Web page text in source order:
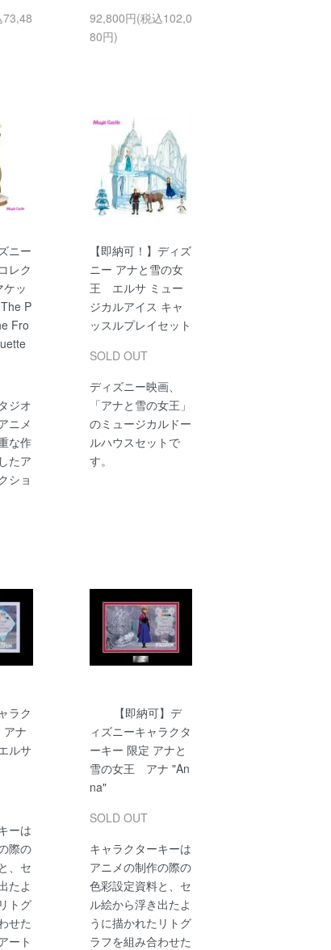
92,800円(税込102,0
80円)
ニー
レク
ッ
P
Fro
ジオ
ニメ
な作
たア
ショ
【即納可！】ディズ
ニー アナと雪の女
王 エルサ ミュー
ジカルアイス キャ
ッスルプレイセット
SOLD OUT
ディズニー映画、
「アナと雪の女王」
のミュージカルドー
ルハウスセットで
す。
ラク
アナ
ルサ
ーは
際の
、セ
たよ
トグ
せた
ート
【即納可】デ
ィズニーキャラクタ
ーキー 限定 アナと
雪の女王 アナ "An
na"
SOLD OUT
キャラクターキーは
アニメの制作の際の
色彩設定資料と、セ
ル絵から浮き出たよ
うに描かれたリトグ
ラフを組み合わせた